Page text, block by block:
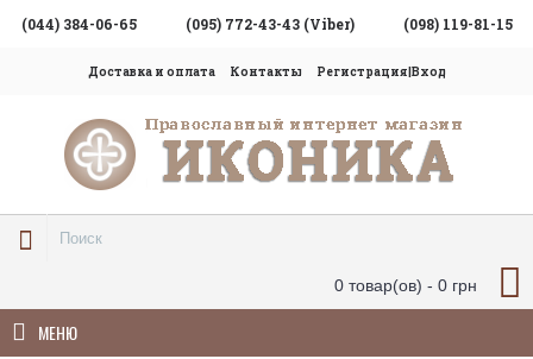
(044) 384-06-65 (095) 772-43-43 (Viber) (098) 119-81-15
Доставка и оплата Контакты Регистрация|Вход
0 товар(ов) - 0 грн
МЕНЮ